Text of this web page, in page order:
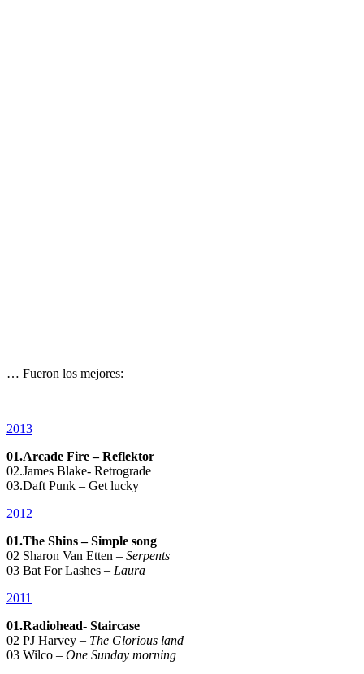
… Fueron los mejores:
2013
01.Arcade Fire – Reflektor
02.James Blake- Retrograde
03.Daft Punk – Get lucky
2012
01.The Shins – Simple song
02 Sharon Van Etten – Serpents
03 Bat For Lashes – Laura
2011
01.Radiohead- Staircase
02 PJ Harvey – The Glorious land
03 Wilco – One Sunday morning